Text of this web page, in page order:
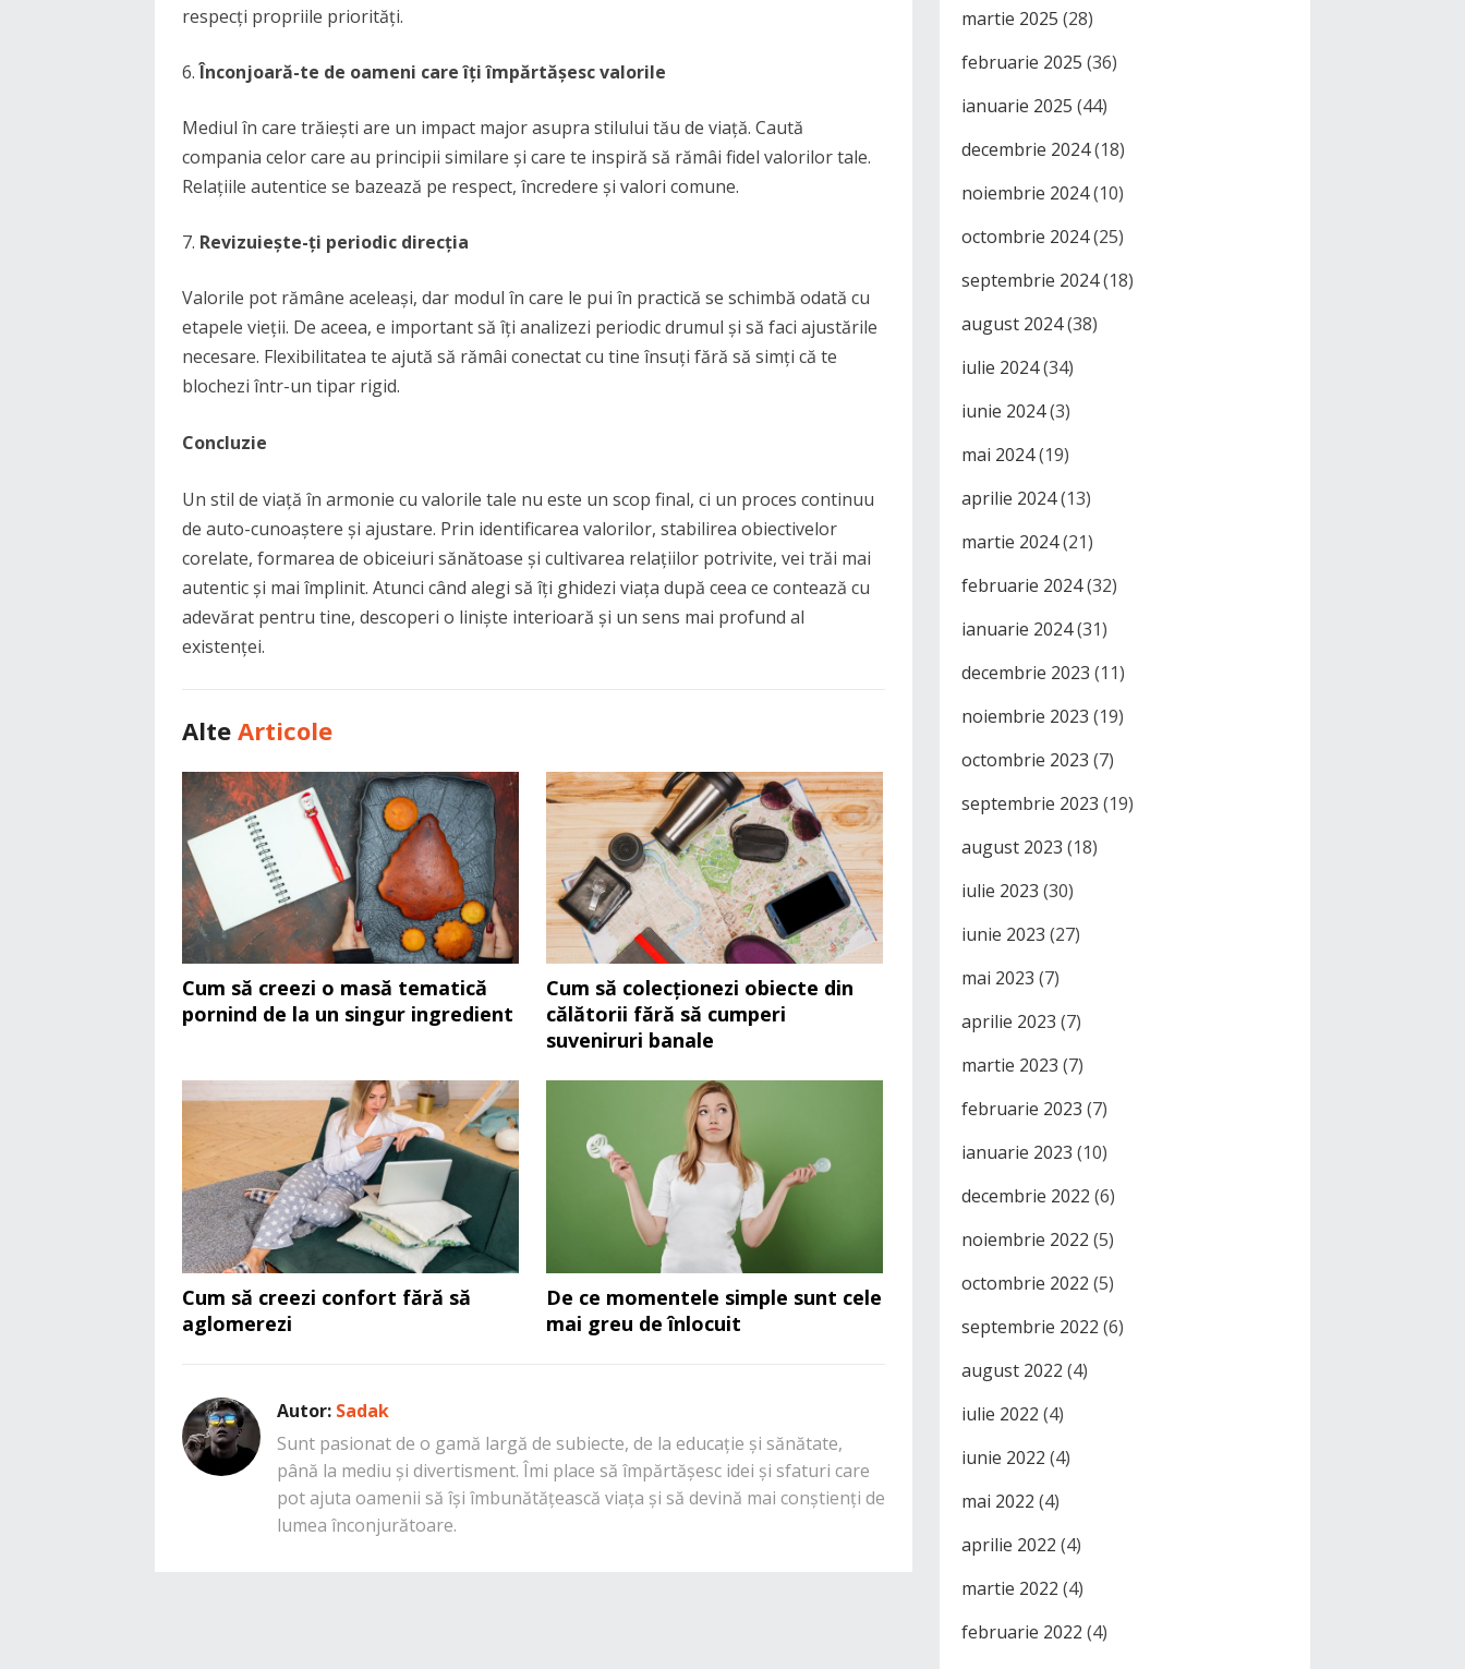
respecți propriile priorități.
Înconjoară-te de oameni care îți împărtășesc valorile
Mediul în care trăiești are un impact major asupra stilului tău de viață. Caută
compania celor care au principii similare și care te inspiră să rămâi fidel valorilor tale.
Relațiile autentice se bazează pe respect, încredere și valori comune.
Revizuiește-ți periodic direcția
Valorile pot rămâne aceleași, dar modul în care le pui în practică se schimbă odată cu
etapele vieții. De aceea, e important să îți analizezi periodic drumul și să faci ajustările
necesare. Flexibilitatea te ajută să rămâi conectat cu tine însuți fără să simți că te
blochezi într-un tipar rigid.
Concluzie
Un stil de viață în armonie cu valorile tale nu este un scop final, ci un proces continuu
de auto-cunoaștere și ajustare. Prin identificarea valorilor, stabilirea obiectivelor
corelate, formarea de obiceiuri sănătoase și cultivarea relațiilor potrivite, vei trăi mai
autentic și mai împlinit. Atunci când alegi să îți ghidezi viața după ceea ce contează cu
adevărat pentru tine, descoperi o liniște interioară și un sens mai profund al
existenței.
Alte Articole
Cum să creezi o masă tematică
pornind de la un singur ingredient
Cum să colecționezi obiecte din
călătorii fără să cumperi
suveniruri banale
Cum să creezi confort fără să
aglomerezi
De ce momentele simple sunt cele
mai greu de înlocuit
Autor: Sadak
Sunt pasionat de o gamă largă de subiecte, de la educație și sănătate,
până la mediu și divertisment. Îmi place să împărtășesc idei și sfaturi care
pot ajuta oamenii să își îmbunătățească viața și să devină mai conștienți de
lumea înconjurătoare.
martie 2025 (28)
februarie 2025 (36)
ianuarie 2025 (44)
decembrie 2024(18)
noiembrie 2024(10)
octombrie 2024(25)
septembrie 2024(18)
august 2024(38)
iulie 2024(34)
iunie 2024(3)
mai 2024(19)
aprilie 2024(13)
martie 2024(21)
februarie 2024(32)
ianuarie 2024(31)
decembrie 2023 (11)
noiembrie 2023 (19)
octombrie 2023 (7)
septembrie 2023 (19)
august 2023 (18)
iulie 2023 (30)
iunie 2023 (27)
mai 2023 (7)
aprilie 2023 (7)
martie 2023 (7)
februarie 2023 (7)
ianuarie 2023 (10)
decembrie 2022 (6)
noiembrie 2022 (5)
octombrie 2022 (5)
septembrie 2022 (6)
august 2022 (4)
iulie 2022 (4)
iunie 2022 (4)
mai 2022 (4)
aprilie 2022 (4)
martie 2022 (4)
februarie 2022 (4)